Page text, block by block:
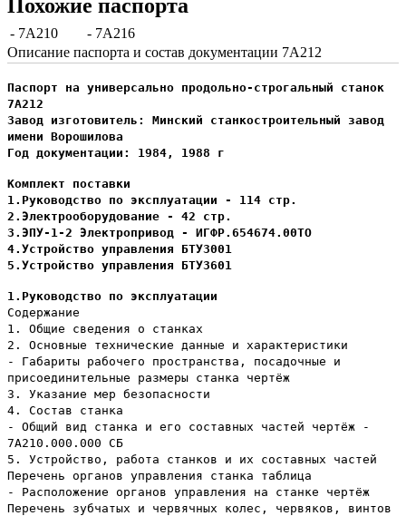
Похожие паспорта
- 7А210
- 7А216
Описание паспорта и состав документации 7А212
Паспорт на универсально продольно-строгальный станок
7А212
Завод изготовитель: Минский станкостроительный завод
имени Ворошилова
Год документации: 1984, 1988 г
Комплект поставки
1.Руководство по эксплуатации - 114 стр.
2.Электрооборудование - 42 стр.
3.ЭПУ-1-2 Электропривод - ИГФР.654674.00ТО
4.Устройство управления БТУ3001
5.Устройство управления БТУ3601
1.Руководство по эксплуатации
Содержание
1. Общие сведения о станках
2. Основные технические данные и характеристики
- Габариты рабочего пространства, посадочные и
присоединительные размеры станка чертёж
3. Указание мер безопасности
4. Состав станка
- Общий вид станка и его составных частей чертёж -
7А210.000.000 СБ
5. Устройство, работа станков и их составных частей
Перечень органов управления станка таблица
- Расположение органов управления на станке чертёж
Перечень зубчатых и червячных колес, червяков, винтов